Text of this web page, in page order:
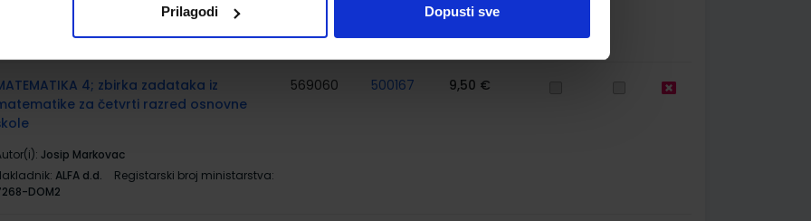
Prilagodi Dopusti sve
Registarski broj ministarstva:
4; zbirka zadataka iz
za četvrti razred osnovne
Josip Markovac
ALFA d.d.
Registarski broj ministarstva:
DOM2
569060 500167 9,50 €